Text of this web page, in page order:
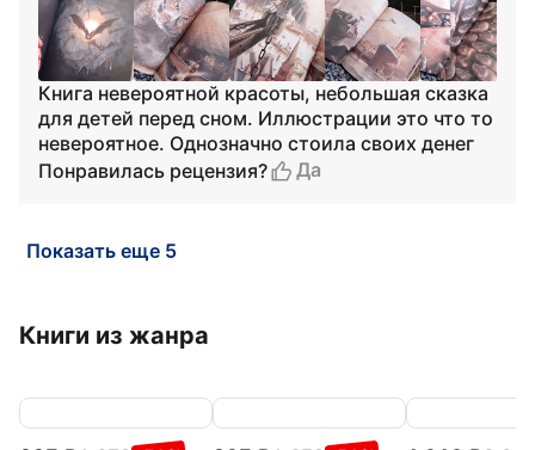
Книга невероятной красоты, небольшая сказка
для детей перед сном. Иллюстрации это что то
невероятное. Однозначно стоила своих денег
Понравилась рецензия?
Да
Показать еще 5
Книги из жанра